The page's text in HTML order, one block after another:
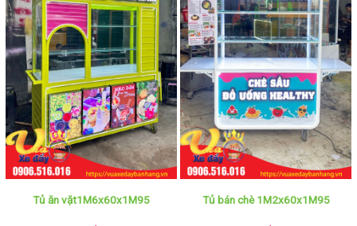
Tủ ăn vặt1M6x60x1M95 Tủ bán chè 1M2x60x1M95